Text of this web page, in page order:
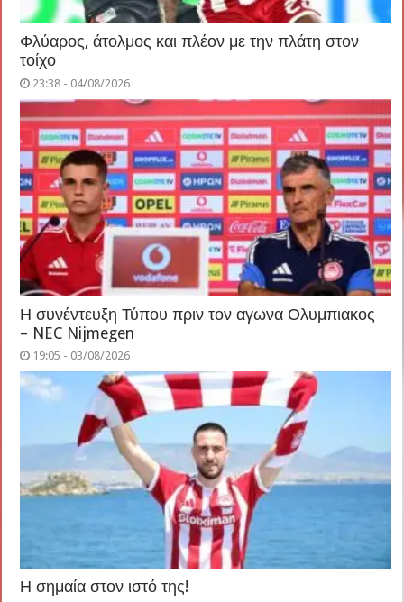
Φλύαρος, άτολμος και πλέον με την πλάτη στον
τοίχο
23:38 - 04/08/2026
Η συνέντευξη Τύπου πριν τον αγωνα Ολυμπιακος
– NEC Nijmegen
19:05 - 03/08/2026
Η σημαία στον ιστό της!